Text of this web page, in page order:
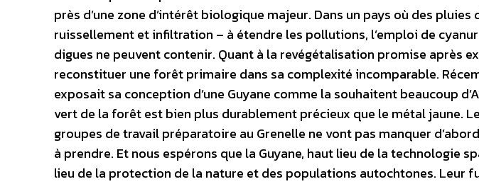
près d’une zone d’intérêt biologique majeur. Dans un pays où des
ruissellement et infiltration – à étendre les pollutions, l’emploi de
digues ne peuvent contenir. Quant à la revégétalisation promise après
reconstituer une forêt primaire dans sa complexité incomparable.
exposait sa conception d’une Guyane comme la souhaitent beaucoup
vert de la forêt est bien plus durablement précieux que le métal jaune.
groupes de travail préparatoire au Grenelle ne vont pas manquer
à prendre. Et nous espérons que la Guyane, haut lieu de la technologie
lieu de la protection de la nature et des populations autochtones. Leur